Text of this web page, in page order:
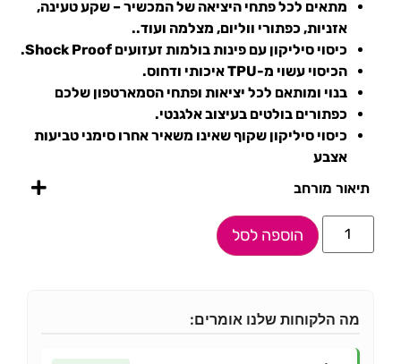
מתאים לכל פתחי היציאה של המכשיר – שקע טעינה,
אזניות, כפתורי ווליום, מצלמה ועוד..
כיסוי סיליקון עם פינות בולמות זעזועים Shock Proof.
הכיסוי עשוי מ-TPU איכותי ודחוס.
בנוי ומותאם לכל יציאות ופתחי הסמארטפון שלכם
כפתורים בולטים בעיצוב אלגנטי.
כיסוי סיליקון שקוף שאינו משאיר אחרו סימני טביעות
אצבע
תיאור מורחב
הוספה לסל
מה הלקוחות שלנו אומרים: